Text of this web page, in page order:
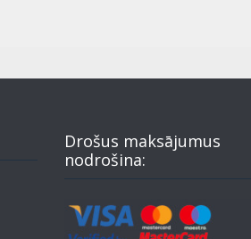
Drošus maksājumus
nodrošina: